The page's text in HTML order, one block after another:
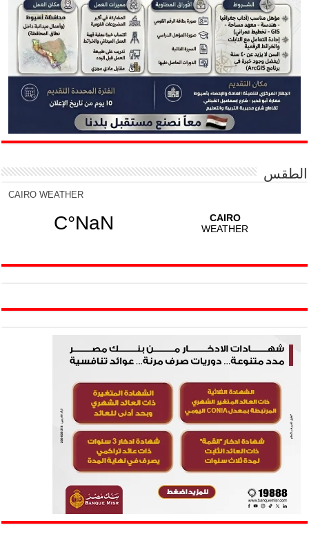
الطقس
CAIRO WEATHER